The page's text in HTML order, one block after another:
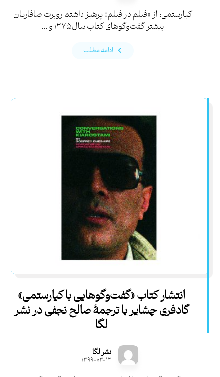
کیارستمی: از «فیلم در فیلم» پرهیز داشتم روبرت صافاریان
بیشتر گفت‌وگوهای کتاب سال ۱۳۷۵ و ...
ادامه مطلب
انتشار کتاب «گفت‌وگوهایی با کیارستمی»
گادفری چشایر با ترجمۀ صالح نجفی در نشر
لگا
نشر لگا
۱۳۹۹-۰۳-۱۳